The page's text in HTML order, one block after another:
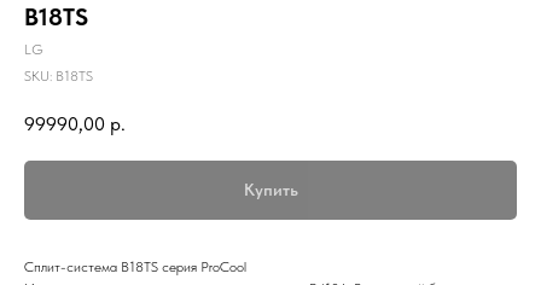
B18TS
LG
SKU: B18TS
99990,00 р.
Купить
Сплит-система B18TS серия ProCool